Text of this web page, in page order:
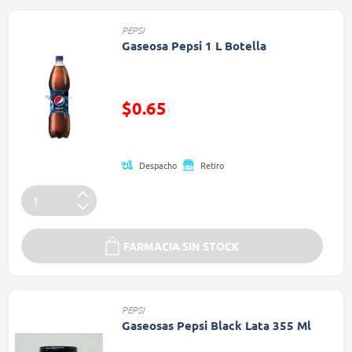
PEPSI
Gaseosa Pepsi 1 L Botella
Precio reducido de
$0.65
Despacho Retiro
FARMACIA SIN STOCK
PEPSI
Gaseosas Pepsi Black Lata 355 Ml